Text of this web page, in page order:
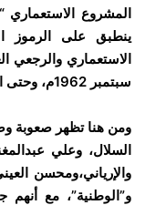
المشروع الاستعماري
ينطبق على الرموز
سبتمبر 1962م، وحتى النهاية.
ومن هنا تظهر صعوبة
السلال، وعلي
والإرياني،ومحسن
و”الوطنية”، مع